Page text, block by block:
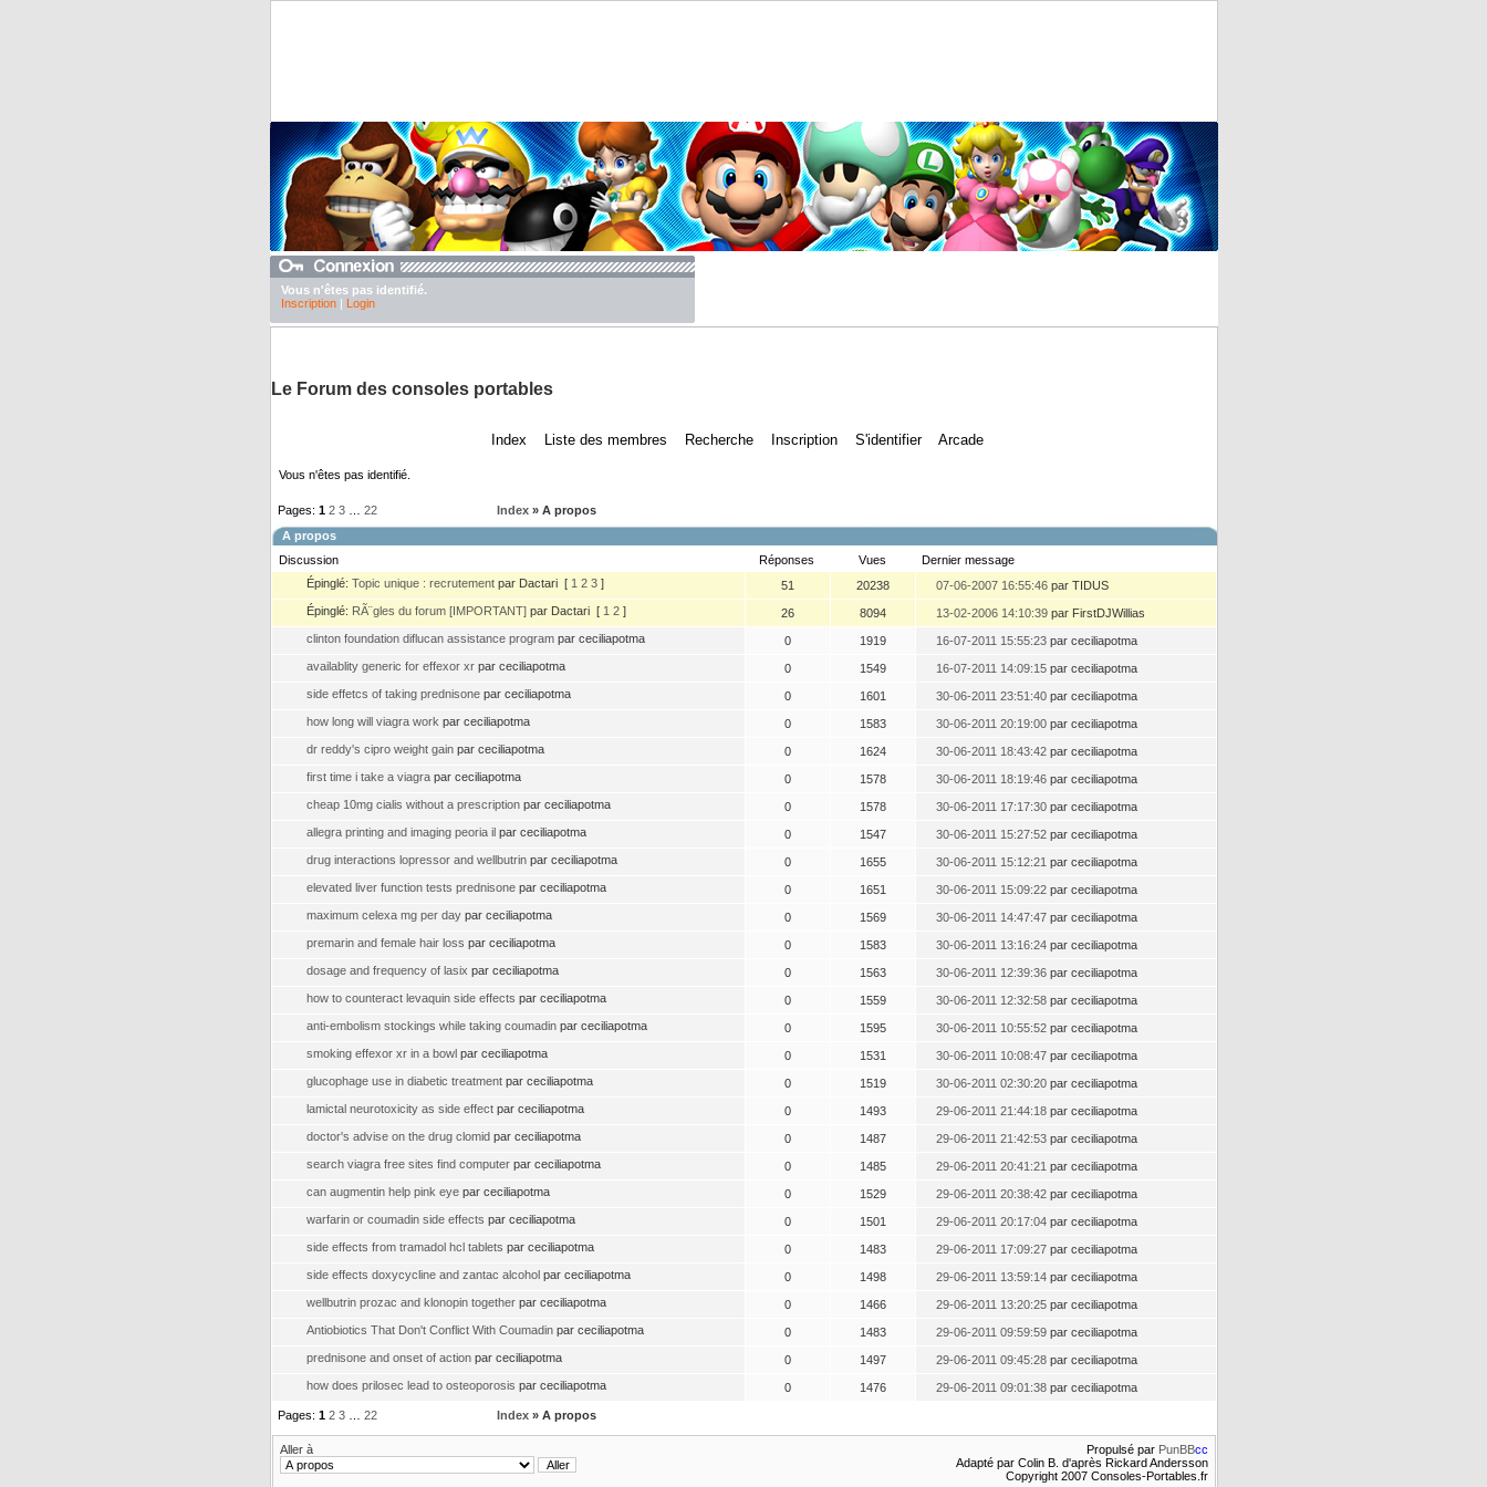
Vous n'êtes pas identifié.
Inscription| Login
Le Forum des consoles portables
Index Liste des membres Recherche Inscription S'identifier Arcade
Vous n'êtes pas identifié.
Pages: 1 2 3… 22 Index » A propos
A propos
Discussion
Réponses Vues
Dernier message
Épinglé: Topic unique : recrutement par Dactari[ 1 2 3] 51 20238 07-06-2007 16:55:46 par TIDUS
Épinglé: RÃ¨gles du forum [IMPORTANT] par Dactari[ 1 2] 26 8094 13-02-2006 14:10:39 par FirstDJWillias
clinton foundation diflucan assistance program par ceciliapotma 0 1919 16-07-2011 15:55:23 par ceciliapotma
availablity generic for effexor xr par ceciliapotma 0 1549 16-07-2011 14:09:15 par ceciliapotma
side effetcs of taking prednisone par ceciliapotma 0 1601 30-06-2011 23:51:40 par ceciliapotma
how long will viagra work par ceciliapotma 0 1583 30-06-2011 20:19:00 par ceciliapotma
dr reddy's cipro weight gain par ceciliapotma 0 1624 30-06-2011 18:43:42 par ceciliapotma
first time i take a viagra par ceciliapotma 0 1578 30-06-2011 18:19:46 par ceciliapotma
cheap 10mg cialis without a prescription par ceciliapotma 0 1578 30-06-2011 17:17:30 par ceciliapotma
allegra printing and imaging peoria il par ceciliapotma 0 1547 30-06-2011 15:27:52 par ceciliapotma
drug interactions lopressor and wellbutrin par ceciliapotma 0 1655 30-06-2011 15:12:21 par ceciliapotma
elevated liver function tests prednisone par ceciliapotma 0 1651 30-06-2011 15:09:22 par ceciliapotma
maximum celexa mg per day par ceciliapotma 0 1569 30-06-2011 14:47:47 par ceciliapotma
premarin and female hair loss par ceciliapotma 0 1583 30-06-2011 13:16:24 par ceciliapotma
dosage and frequency of lasix par ceciliapotma 0 1563 30-06-2011 12:39:36 par ceciliapotma
how to counteract levaquin side effects par ceciliapotma 0 1559 30-06-2011 12:32:58 par ceciliapotma
anti-embolism stockings while taking coumadin par ceciliapotma 0 1595 30-06-2011 10:55:52 par ceciliapotma
smoking effexor xr in a bowl par ceciliapotma 0 1531 30-06-2011 10:08:47 par ceciliapotma
glucophage use in diabetic treatment par ceciliapotma 0 1519 30-06-2011 02:30:20 par ceciliapotma
lamictal neurotoxicity as side effect par ceciliapotma 0 1493 29-06-2011 21:44:18 par ceciliapotma
doctor's advise on the drug clomid par ceciliapotma 0 1487 29-06-2011 21:42:53 par ceciliapotma
search viagra free sites find computer par ceciliapotma 0 1485 29-06-2011 20:41:21 par ceciliapotma
can augmentin help pink eye par ceciliapotma 0 1529 29-06-2011 20:38:42 par ceciliapotma
warfarin or coumadin side effects par ceciliapotma 0 1501 29-06-2011 20:17:04 par ceciliapotma
side effects from tramadol hcl tablets par ceciliapotma 0 1483 29-06-2011 17:09:27 par ceciliapotma
side effects doxycycline and zantac alcohol par ceciliapotma 0 1498 29-06-2011 13:59:14 par ceciliapotma
wellbutrin prozac and klonopin together par ceciliapotma 0 1466 29-06-2011 13:20:25 par ceciliapotma
Antiobiotics That Don't Conflict With Coumadin par ceciliapotma 0 1483 29-06-2011 09:59:59 par ceciliapotma
prednisone and onset of action par ceciliapotma 0 1497 29-06-2011 09:45:28 par ceciliapotma
how does prilosec lead to osteoporosis par ceciliapotma 0 1476 29-06-2011 09:01:38 par ceciliapotma
Pages: 1 2 3… 22 Index » A propos
Aller à Propulsé par PunBBcc
Adapté par Colin B. d'après Rickard Andersson
Copyright 2007 Consoles-Portables.fr